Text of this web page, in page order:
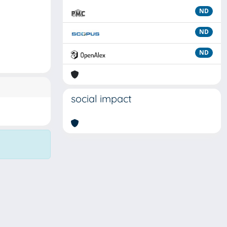
ND
ND
ND
social impact